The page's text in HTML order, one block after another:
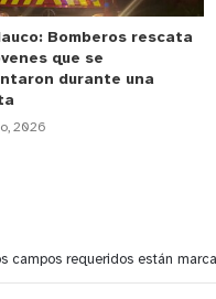
Bomberos rescata
que se
durante una
2026
campos requeridos están